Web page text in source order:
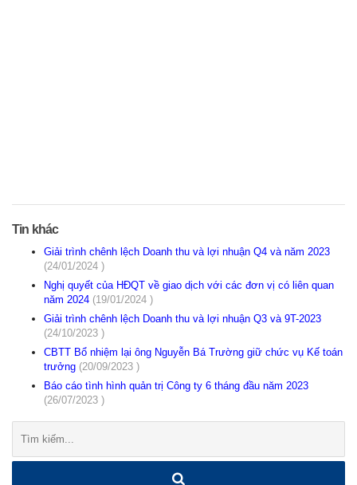
Tin khác
Giải trình chênh lệch Doanh thu và lợi nhuận Q4 và năm 2023
(24/01/2024 )
Nghị quyết của HĐQT về giao dịch với các đơn vị có liên quan
năm 2024 (19/01/2024 )
Giải trình chênh lệch Doanh thu và lợi nhuận Q3 và 9T-2023
(24/10/2023 )
CBTT Bổ nhiệm lại ông Nguyễn Bá Trường giữ chức vụ Kế toán
trưởng (20/09/2023 )
Báo cáo tình hình quản trị Công ty 6 tháng đầu năm 2023
(26/07/2023 )
kiếm: